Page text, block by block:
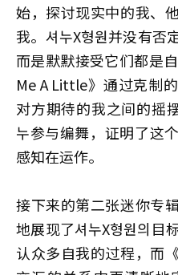
始，探讨现实中的我、
我。셔누X형원并没有否
而是默默接受它们都是
Me A Little》通过克制
对方期待的我之间的摇
누参与编舞，证明了这
感知在运作。
接下来的第二张迷你专
地展现了셔누X형원의目
认众多自我的过程，而